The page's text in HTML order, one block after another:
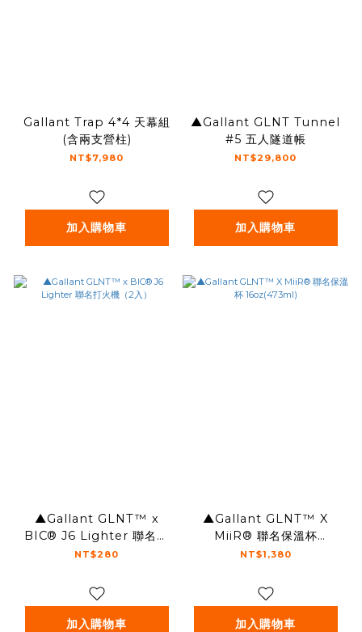
Gallant Trap 4*4 天幕組
(含兩支營柱)
NT$7,980
加入購物車
▲Gallant GLNT Tunnel
#5 五人隧道帳
NT$29,800
加入購物車
▲Gallant GLNT™ x
BIC® J6 Lighter 聯名打
火機（2入）
NT$280
加入購物車
▲Gallant GLNT™ X
MiiR® 聯名保溫杯
16oz(473ml)
NT$1,380
加入購物車